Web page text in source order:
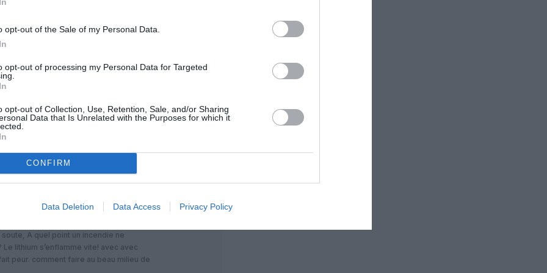
opt-out of the Sale of my Personal Data.
opt-out of processing my Personal Data for Targeted
opt-out of Collection, Use, Retention, Sale, and/or Sharing
Data that Is Unrelated with the Purposes for which it
CONFIRM
Data Deletion Data Access Privacy Policy
taux de criminalité est élevé et ds ts
que leur suggérer de commencer par
la police radicale, sa démesure,
RÉPONDRE
27 avril 2017 - 9 h 09 min
de sécurité. Si un appareil prend feu
en soute, on fait comment? Alors je
mais vu le grand nombre
A quel point un incendie ne
lithium s’enflamme vite! avec avec
peur. comment faire au beau milieu de